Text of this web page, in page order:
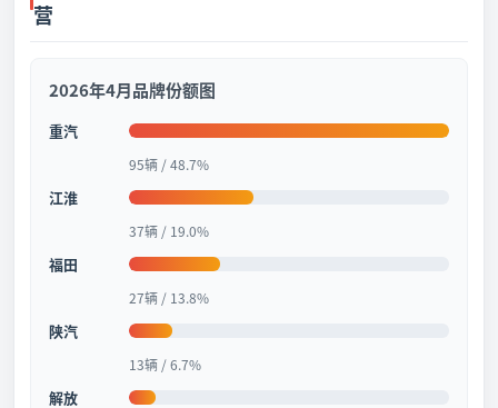
营
2026年4月品牌份额图
重汽
95辆 / 48.7%
江淮
37辆 / 19.0%
福田
27辆 / 13.8%
陕汽
13辆 / 6.7%
解放